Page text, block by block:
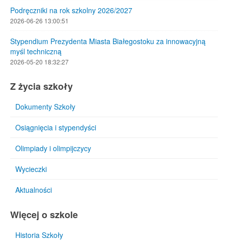
Podręczniki na rok szkolny 2026/2027
2026-06-26 13:00:51
Stypendium Prezydenta Miasta Białegostoku za innowacyjną
myśl techniczną
2026-05-20 18:32:27
Z życia szkoły
Dokumenty Szkoły
Osiągnięcia i stypendyści
Olimpiady i olimpijczycy
Wycieczki
Aktualności
Więcej o szkole
Historia Szkoły